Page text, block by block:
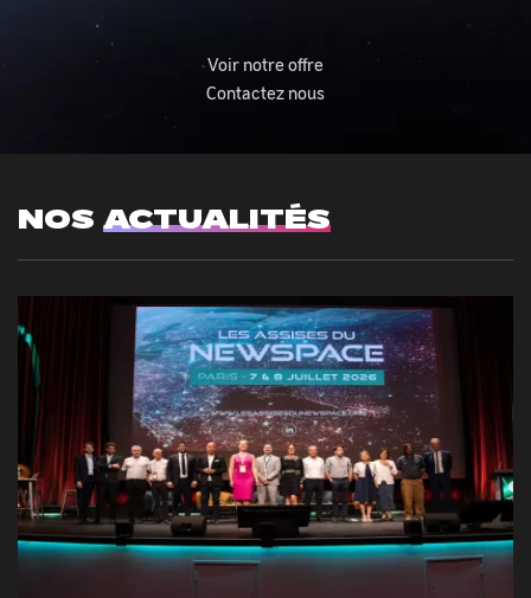
Voir notre offre
Contactez nous
NOS ACTUALITÉS